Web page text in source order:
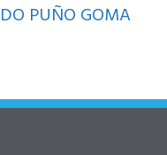
PUÑO GOMA